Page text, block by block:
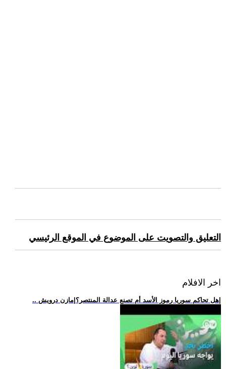
التعليق والتصويت على الموضوع في الموقع الرئيسي
اخر الافلام